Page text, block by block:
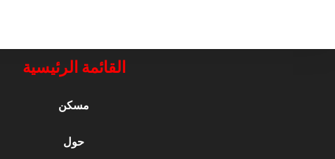
القائمة الرئيسية
مسكن
حول